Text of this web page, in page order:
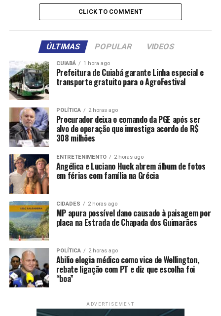
“Acreditamos que é
necessário enfrentar
adequada e holisticamente
o endividamento
internacional para apoiar a
recuperação econômica e o
desenvolvimento
sustentável, considerando
as leis e os procedimentos
internos de cada nação,
acompanhados por
endividamento externo
sustentável e
responsabilidade fiscal”,
destacou o documento.
O Brics pediu a implementação do Marco Comum do
G20 para Tratamento da Dívida.
bilaterais entre governos, credores privados e bancos
CLICK TO COMMENT
ÚLTIMAS POPULAR VIDEOS
CUIABÁ 1 hora ago
Prefeitura de Cuiabá garante Linha especial e
transporte gratuito para o AgroFestival
POLÍTICA 2 horas ago
Procurador deixa o comando da PGE após ser
alvo de operação que investiga acordo de R$
308 milhões
ENTRETENIMENTO 2 horas ago
Angélica e Luciano Huck abrem álbum de fotos
em férias com família na Grécia
CIDADES 2 horas ago
MP apura possível dano causado à paisagem por
placa na Estrada de Chapada dos Guimarães
POLÍTICA 2 horas ago
Abilio elogia médico como vice de Wellington,
rebate ligação com PT e diz que escolha foi
“boa”
ADVERTISEMENT